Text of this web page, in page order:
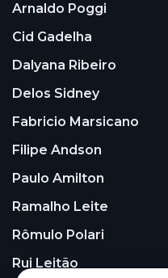
Arnaldo Poggi
Cid Gadelha
Dalyana Ribeiro
Delos Sidney
Fabricio Marsicano
Filipe Andson
Paulo Amilton
Ramalho Leite
Rômulo Polari
Rui Leitão